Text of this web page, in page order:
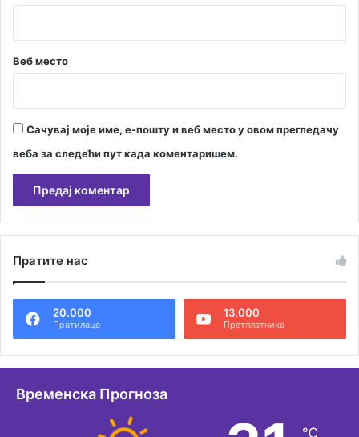
Веб место
Сачувај моје име, е-пошту и веб место у овом прегледачу
веба за следећи пут када коментаришем.
т
н
т
Пратите нас
20.000
Пратилаца
13.000
Претплатника
Временска Прогноза
℃